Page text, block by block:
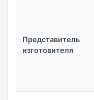
Представитель
изготовителя